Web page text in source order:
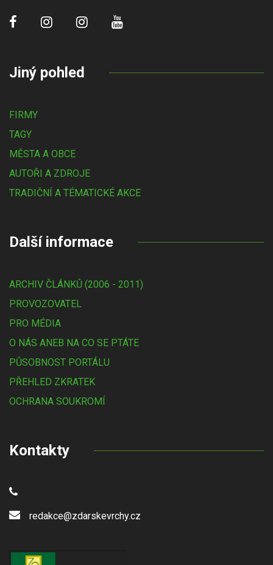
Jiný pohled
FIRMY
TAGY
MĚSTA A OBCE
AUTOŘI A ZDROJE
TRADIČNÍ A TÉMATICKÉ AKCE
Další informace
ARCHIV ČLÁNKŮ (2006 - 2011)
PROVOZOVATEL
PRO MÉDIA
O NÁS ANEB NA CO SE PTÁTE
PŮSOBNOST PORTÁLU
PŘEHLED ZKRATEK
OCHRANA SOUKROMÍ
Kontakty
redakce@zdarskevrchy.cz